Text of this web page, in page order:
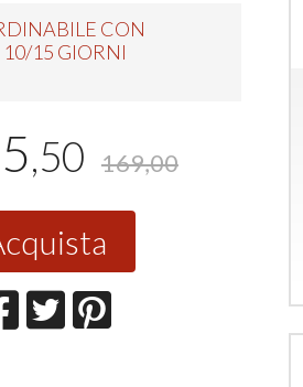
CON
15 GIORNI
,50 169,00